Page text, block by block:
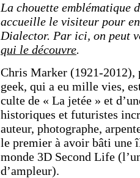
La chouette emblématique
accueille le visiteur pour
Dialector. Par ici, on peut
qui le découvre.
Chris Marker (1921-2012),
geek, qui a eu mille vies,
culte de « La jetée » et
historiques et futuristes
auteur, photographe,
le premier à avoir bâti une
monde 3D Second Life
d’ampleur).